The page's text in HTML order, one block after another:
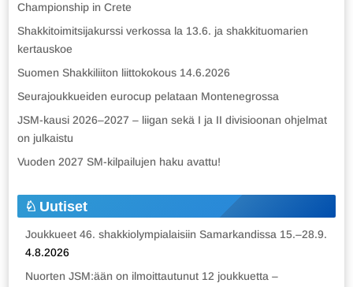
Championship in Crete
Shakkitoimitsijakurssi verkossa la 13.6. ja shakkituomarien
kertauskoe
Suomen Shakkiliiton liittokokous 14.6.2026
Seurajoukkueiden eurocup pelataan Montenegrossa
JSM-kausi 2026–2027 – liigan sekä I ja II divisioonan ohjelmat
on julkaistu
Vuoden 2027 SM-kilpailujen haku avattu!
Uutiset
Joukkueet 46. shakkiolympialaisiin Samarkandissa 15.–28.9.
4.8.2026
Nuorten JSM:ään on ilmoittautunut 12 joukkuetta –